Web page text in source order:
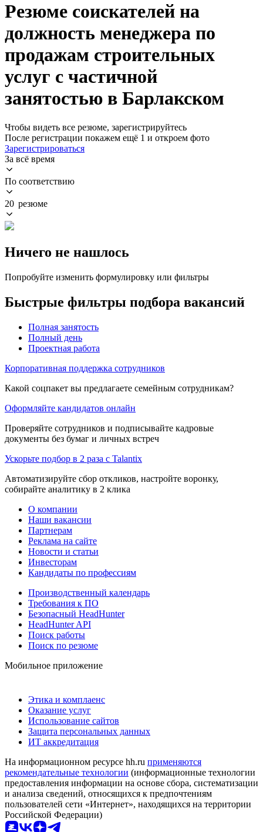
Резюме соискателей на
должность менеджера по
продажам строительных
услуг с частичной
занятостью в Барлакском
Чтобы видеть все резюме, зарегистрируйтесь
После регистрации покажем ещё 1 и откроем фото
Зарегистрироваться
За всё время
По соответствию
20 резюме
Ничего не нашлось
Попробуйте изменить формулировку или фильтры
Быстрые фильтры подбора вакансий
Полная занятость
Полный день
Проектная работа
Корпоративная поддержка сотрудников
Какой соцпакет вы предлагаете семейным сотрудникам?
Оформляйте кандидатов онлайн
Проверяйте сотрудников и подписывайте кадровые
документы без бумаг и личных встреч
Ускорьте подбор в 2 раза с Talantix
Автоматизируйте сбор откликов, настройте воронку,
собирайте аналитику в 2 клика
О компании
Наши вакансии
Партнерам
Реклама на сайте
Новости и статьи
Инвесторам
Кандидаты по профессиям
Производственный календарь
Требования к ПО
Безопасный HeadHunter
HeadHunter API
Поиск работы
Поиск по резюме
Мобильное приложение
Этика и комплаенс
Оказание услуг
Использование сайтов
Защита персональных данных
ИТ аккредитация
На информационном ресурсе hh.ru применяются
рекомендательные технологии (информационные технологии
предоставления информации на основе сбора, систематизации
и анализа сведений, относящихся к предпочтениям
пользователей сети «Интернет», находящихся на территории
Российской Федерации)